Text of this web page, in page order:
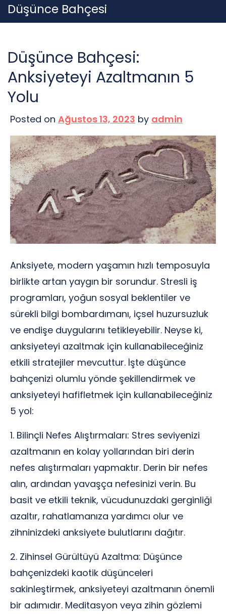
Skip
to
Düşünce Bahçesi
Düşünce Bahçesi:
Anksiyeteyi Azaltmanın 5
Yolu
Posted on Ağustos 13, 2023 by admin
Anksiyete, modern yaşamın hızlı temposuyla
birlikte artan yaygın bir sorundur. Stresli iş
programları, yoğun sosyal beklentiler ve
sürekli bilgi bombardımanı, içsel huzursuzluk
ve endişe duygularını tetikleyebilir. Neyse ki,
anksiyeteyi azaltmak için kullanabileceğiniz
etkili stratejiler mevcuttur. İşte düşünce
bahçenizi olumlu yönde şekillendirmek ve
anksiyeteyi hafifletmek için kullanabileceğiniz
5 yol:
1. Bilinçli Nefes Alıştırmaları: Stres seviyenizi
azaltmanın en kolay yollarından biri derin
nefes alıştırmaları yapmaktır. Derin bir nefes
alın, ardından yavaşça nefesinizi verin. Bu
basit ve etkili teknik, vücudunuzdaki gerginliği
azaltır, rahatlamanıza yardımcı olur ve
zihninizdeki anksiyete bulutlarını dağıtır.
2. Zihinsel Gürültüyü Azaltma: Düşünce
bahçenizdeki kaotik düşünceleri
sakinleştirmek, anksiyeteyi azaltmanın önemli
bir adımıdır. Meditasyon veya zihin gözlemi